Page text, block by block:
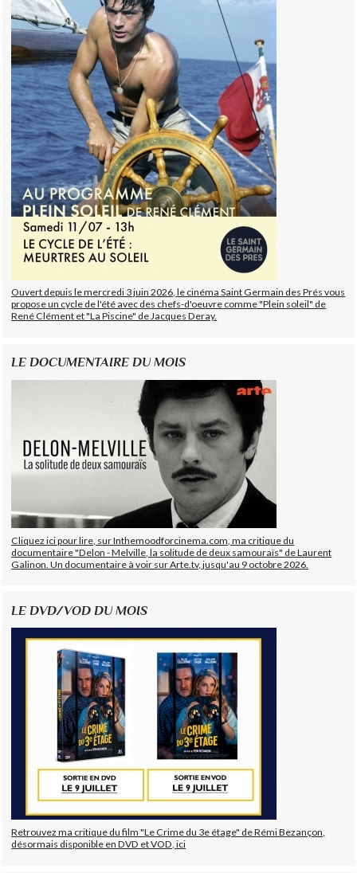
Ouvert depuis le mercredi 3 juin 2026, le cinéma Saint Germain des Prés vous
propose un cycle de l'été avec des chefs-d'oeuvre comme "Plein soleil" de
René Clément et "La Piscine" de Jacques Deray.
LE DOCUMENTAIRE DU MOIS
Cliquez ici pour lire, sur Inthemoodforcinema.com, ma critique du
documentaire "Delon - Melville, la solitude de deux samouraïs" de Laurent
Galinon. Un documentaire à voir sur Arte.tv, jusqu'au 9 octobre 2026.
LE DVD/VOD DU MOIS
Retrouvez ma critique du film "Le Crime du 3e étage" de Rémi Bezançon,
désormais disponible en DVD et VOD, ici